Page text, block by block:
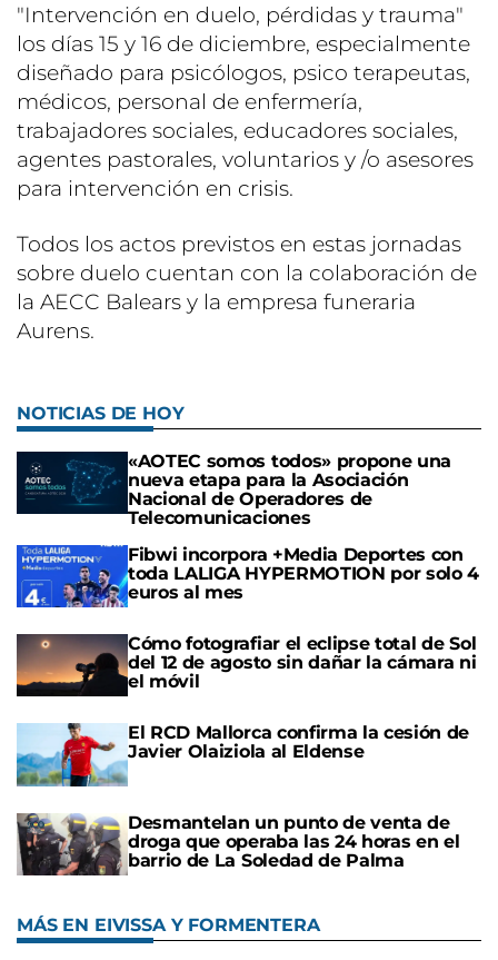
"Intervención en duelo, pérdidas y trauma"
los días 15 y 16 de diciembre, especialmente
diseñado para psicólogos, psico terapeutas,
médicos, personal de enfermería,
trabajadores sociales, educadores sociales,
agentes pastorales, voluntarios y /o asesores
para intervención en crisis.
Todos los actos previstos en estas jornadas
sobre duelo cuentan con la colaboración de
la AECC Balears y la empresa funeraria
Aurens.
NOTICIAS DE HOY
«AOTEC somos todos» propone una
nueva etapa para la Asociación
Nacional de Operadores de
Telecomunicaciones
Fibwi incorpora +Media Deportes con
toda LALIGA HYPERMOTION por solo 4
euros al mes
Cómo fotografiar el eclipse total de Sol
del 12 de agosto sin dañar la cámara ni
el móvil
El RCD Mallorca confirma la cesión de
Javier Olaiziola al Eldense
Desmantelan un punto de venta de
droga que operaba las 24 horas en el
barrio de La Soledad de Palma
MÁS EN EIVISSA Y FORMENTERA